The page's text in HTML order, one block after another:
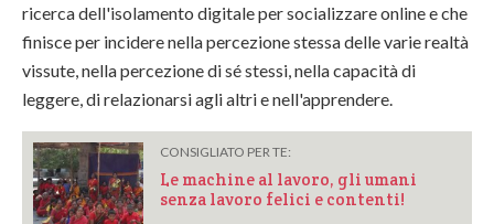
ricerca dell'isolamento digitale per socializzare online e che
finisce per incidere nella percezione stessa delle varie realtà
vissute, nella percezione di sé stessi, nella capacità di
leggere, di relazionarsi agli altri e nell'apprendere.
CONSIGLIATO PER TE:
Le machine al lavoro, gli umani
senza lavoro felici e contenti!